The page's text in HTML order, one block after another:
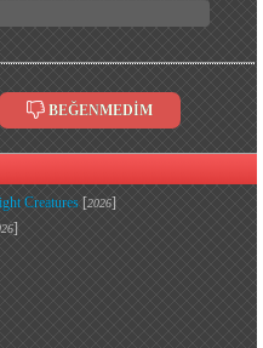
BEĞENMEDİM
Creatures [2026]
]